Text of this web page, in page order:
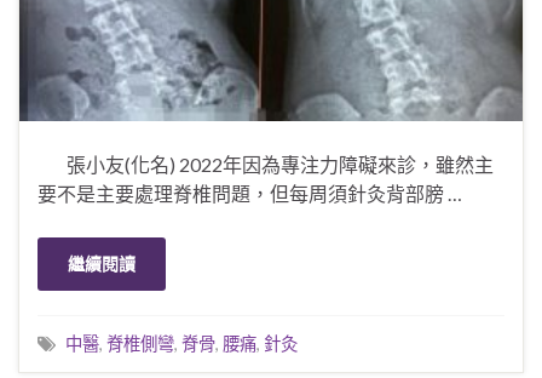
張小友(化名) 2022年因為專注力障礙來診，雖然主
要不是主要處理脊椎問題，但每周須針灸背部膀 …
繼續閱讀
中醫, 脊椎側彎, 脊骨, 腰痛, 針灸